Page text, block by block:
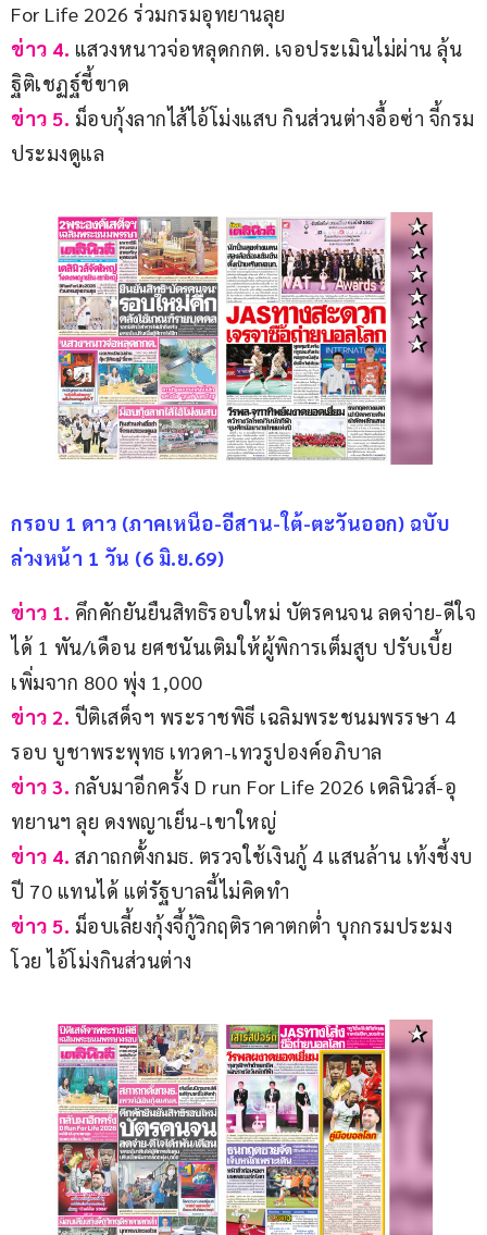
For Life 2026 ร่วมกรมอุทยานลุย
ข่าว 4. แสวงหนาวจ่อหลุดกกต. เจอประเมินไม่ผ่าน ลุ้น
ฐิติเชฏฐ์ชี้ขาด
ข่าว 5. ม็อบกุ้งลากไส้ไอ้โม่งแสบ กินส่วนต่างอื้อซ่า จี้กรม
ประมงดูแล
กรอบ 1 ดาว (ภาคเหนือ-อีสาน-ใต้-ตะวันออก) ฉบับ
ล่วงหน้า 1 วัน (6 มิ.ย.69)
ข่าว 1. คึกคักยันยืนสิทธิรอบใหม่ บัตรคนจน ลดจ่าย-ดีใจ
ได้ 1 พัน/เดือน ยศชนันเติมให้ผู้พิการเต็มสูบ ปรับเบี้ย
เพิ่มจาก 800 พุ่ง 1,000
ข่าว 2. ปีติเสด็จฯ พระราชพิธี เฉลิมพระชนมพรรษา 4
รอบ บูชาพระพุทธ เทวดา-เทวรูปองค์อภิบาล
ข่าว 3. กลับมาอีกครั้ง D run For Life 2026 เดลินิวส์-อุ
ทยานฯ ลุย ดงพญาเย็น-เขาใหญ่
ข่าว 4. สภาถกตั้งกมธ. ตรวจใช้เงินกู้ 4 แสนล้าน เท้งชี้งบ
ปี 70 แทนได้ แต่รัฐบาลนี้ไม่คิดทำ
ข่าว 5. ม็อบเลี้ยงกุ้งจี้กู้วิกฤติราคาตกต่ำ บุกกรมประมง
โวย ไอ้โม่งกินส่วนต่าง